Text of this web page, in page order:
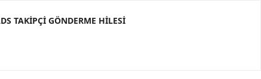
TAKIPÇI GÖNDERME HILESI